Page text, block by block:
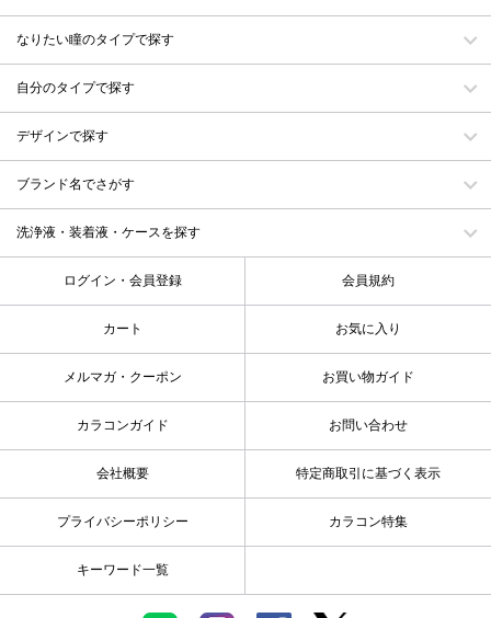
なりたい瞳のタイプで探す
自分のタイプで探す
デザインで探す
ブランド名でさがす
洗浄液・装着液・ケースを探す
ログイン・会員登録 会員規約
カート お気に入り
メルマガ・クーポン お買い物ガイド
カラコンガイド お問い合わせ
会社概要 特定商取引に基づく表示
プライバシーポリシー カラコン特集
キーワード一覧